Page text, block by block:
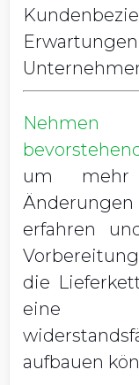
um
erfahren
die
eine
aufbauen